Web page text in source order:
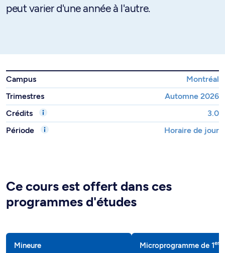
peut varier d'une année à l'autre.
Campus
Montréal
Trimestres
Automne 2026
Crédits
3.0
Période
Horaire de jour
Ce cours est offert dans ces
programmes d'études
Mineure Microprogramme de 1er